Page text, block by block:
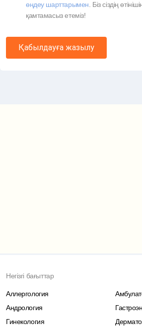
өңдеу шарттарымен . Біз сіздің
қамтамасыз етеміз!
Қабылдауға жазылу
Негізгі бағыттар
Аллергология
Андрология
Гинекология